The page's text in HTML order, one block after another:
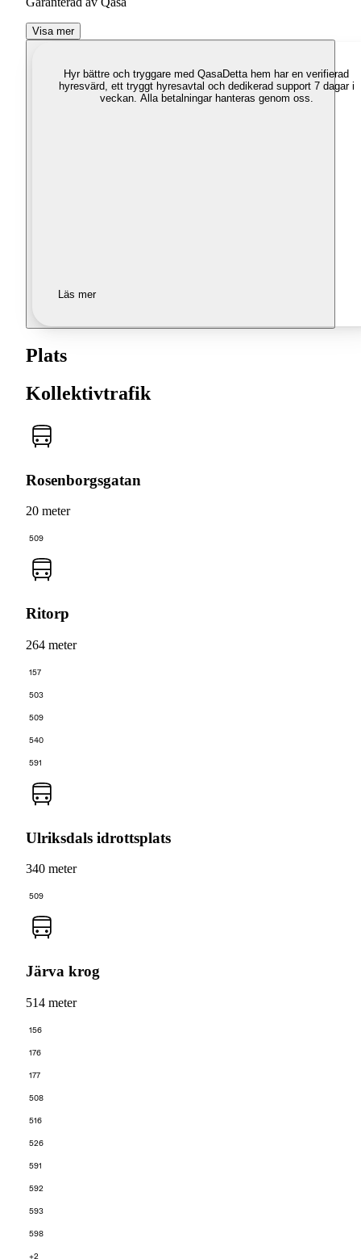
Visa mer
Hyr bättre och tryggare med QasaDetta hem har en verifierad
hyresvärd, ett tryggt hyresavtal och dedikerad support 7 dagar i
veckan. Alla betalningar hanteras genom oss.
Läs mer
Plats
Kollektivtrafik
Rosenborgsgatan
20 meter
509
Ritorp
264 meter
157
503
509
540
591
Ulriksdals idrottsplats
340 meter
509
Järva krog
514 meter
156
176
177
508
516
526
591
592
593
598
+2